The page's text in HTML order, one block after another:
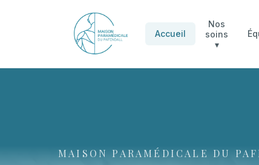
Accueil
Nos
soins
▾
MAISON PARAMÉDICALE DU